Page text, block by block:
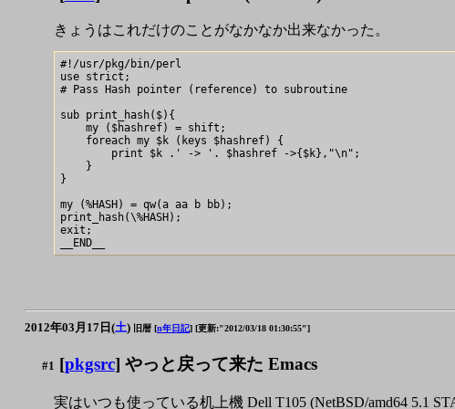
きょうはこれだけのことがなかなか出来なかった。
#!/usr/pkg/bin/perl
use strict;
# Pass Hash pointer (reference) to subroutine
sub print_hash($){
    my ($hashref) = shift;
    foreach my $k (keys $hashref) {
        print $k .' -> '. $hashref ->{$k},"\n";
    }
}
my (%HASH) = qw(a aa b bb);
print_hash(\%HASH);
exit;
2012年03月17日(土) 旧暦 [n年日記] [更新:"2012/03/18 01:30:55"]
#1 [pkgsrc] やっと戻って来た Emacs
実はいつも使っている机上機 Dell T105 (NetBSD/amd64 5.1